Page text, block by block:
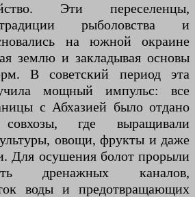
Эти переселенцы,
рыболовства и
на южной окраине
землю и закладывая основы
В советский период эта
мощный импульс: все
с Абхазией было отдано
где выращивали
овощи, фрукты и даже
Для осушения болот прорыли
дренажных каналов,
воды и предотвращающих